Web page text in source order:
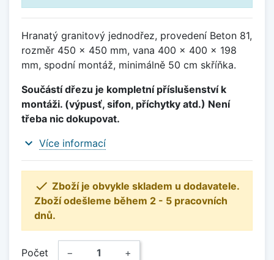
Hranatý granitový jednodřez, provedení Beton 81,
rozměr 450 x 450 mm, vana 400 x 400 x 198
mm, spodní montáž, minimálně 50 cm skříňka.
Součástí dřezu je kompletní příslušenství k
montáži. (výpusť, sifon, příchytky atd.) Není
třeba nic dokupovat.
expand_more Více informací
 Zboží je obvykle skladem u dodavatele.
Zboží odešleme během 2 - 5 pracovních
dnů.
Počet − +